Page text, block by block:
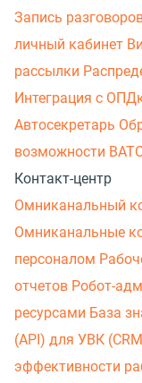
Запись
личный кабинет
рассылки
Интеграция с
Автосекретарь
возможности
Контакт-центр
Омниканальный
Омниканальные
персоналом
отчетов Робот-
ресурсами База
(API) для УВК
эффективности